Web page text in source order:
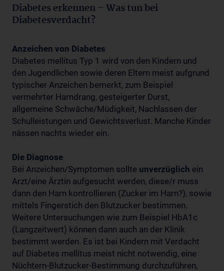
Diabetes erkennen – Was tun bei
Diabetesverdacht?
Anzeichen von Diabetes
Diabetes mellitus Typ 1 wird von den Kindern und
den Jugendlichen sowie deren Eltern meist aufgrund
typischer Anzeichen bemerkt, zum Beispiel
vermehrter Harndrang, gesteigerter Durst,
allgemeine Schwäche/Müdigkeit, Nachlassen der
Schulleistungen und Gewichtsverlust. Manche Kinder
nässen nachts wieder ein.
Die Diagnose
Bei Anzeichen/Symptomen sollte unverzüglich ein
Arzt/eine Ärztin aufgesucht werden, diese/r muss
dann den Harn kontrollieren (Zucker im Harn?), sowie
mittels Fingerstich den Blutzucker bestimmen.
Weitere Untersuchungen wie zum Beispiel HbA1c
(Langzeitwert) können dann auch an der Klinik
bestimmt werden. Es ist bei Kindern mit Verdacht
auf Diabetes mellitus meist nicht notwendig, eine
Nüchtern-Blutzucker-Bestimmung durchzuführen,